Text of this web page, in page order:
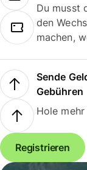
Du musst
den
machen,
Sende
Gebühren
Hole
Registrieren